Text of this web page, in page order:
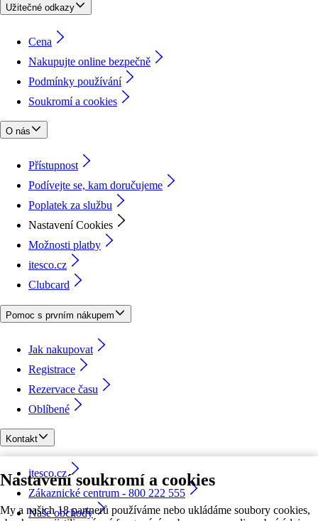
Nastavení soukromí a cookies
My a našich 18 partnerů používáme nebo ukládáme soubory cookies,
Užitečné odkazy
Cena
Nakupujte online bezpečně
Podmínky používání
Soukromí a cookies
O nás
Přístupnost
Podívejte se, kam doručujeme
Poplatek za službu
Nastavení Cookies
Možnosti platby
itesco.cz
Clubcard
Pomoc s prvním nákupem
Jak nakupovat
Registrace
Rezervace času
Oblíbené
Kontakt
itesco.cz
Zákaznické centrum - 800 222 555
Naše obchody